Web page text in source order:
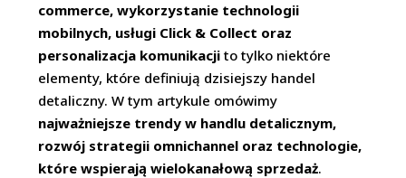
commerce, wykorzystanie technologii
mobilnych, usługi Click & Collect oraz
personalizacja komunikacji to tylko niektóre
elementy, które definiują dzisiejszy handel
detaliczny. W tym artykule omówimy
najważniejsze trendy w handlu detalicznym,
rozwój strategii omnichannel oraz technologie,
które wspierają wielokanałową sprzedaż.